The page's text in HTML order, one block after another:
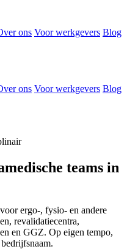
ons Voor werkgevers Blog
ons Voor werkgevers Blog
teams in
ergo-, fysio- en andere
revalidatiecentra,
en GGZ. Op eigen tempo,